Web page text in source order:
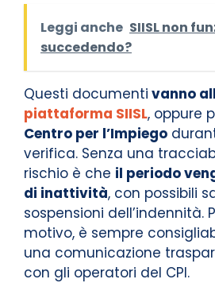
Leggi anche SIISL non
succedendo?
Questi documenti vanno
piattaforma SIISL, oppure
Centro per l’Impiego
verifica. Senza una
rischio è che il periodo
di inattività, con possibili
sospensioni dell’indennità.
motivo, è sempre
una comunicazione
con gli operatori del CPI.